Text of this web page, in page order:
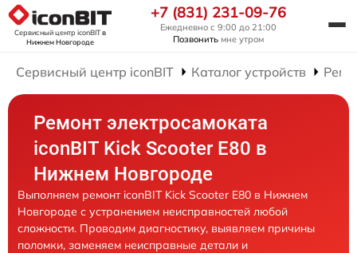
Сервисный центр iconBITв
Нижнем Новгороде
+7 (831) 231-09-76
Ежедневно с 9:00 до 21:00
Позвонить мне утром
Сервисный центр iconBIT Каталог устройств
Ремонт электросамоката
iconBIT Kick Scooter E80 в
Нижнем Новгороде
Выполняем ремонт iconBIT Kick Scooter E80 в Нижнем
Новгороде с устранением неисправностей любой
сложности. Проводим диагностику, выявляем причины
поломки, заменяем неисправные детали и